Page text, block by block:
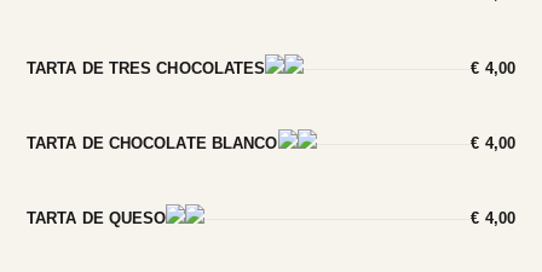
TARTA DE TRES CHOCOLATES € 4,00
TARTA DE CHOCOLATE BLANCO € 4,00
TARTA DE QUESO € 4,00